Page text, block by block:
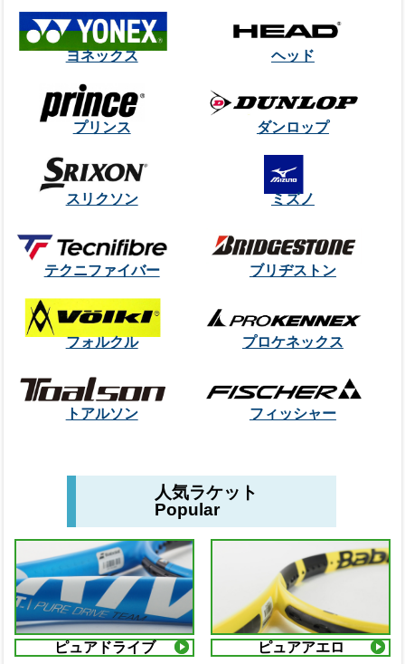
ヨネックス ヘッド
プリンス ダンロップ
スリクソン ミズノ
テクニファイバー ブリヂストン
フォルクル プロケネックス
トアルソン フィッシャー
人気ラケット
Popular
ピュアドライブ ピュアアエロ